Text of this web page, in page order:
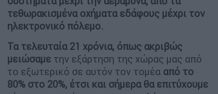
τεθωρακισμένα οχήματα εδάφους μέχρι τον
ηλεκτρονικό πόλεμο.
Τα τελευταία 21 χρόνια, όπως ακριβώς
μειώσαμε την εξάρτηση της χώρας μας από
το εξωτερικό σε αυτόν τον τομέα από το
80% στο 20%, έτσι και σήμερα θα επιτύχουμε